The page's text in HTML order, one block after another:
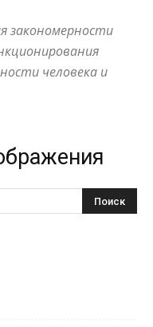
закономерности
человека и